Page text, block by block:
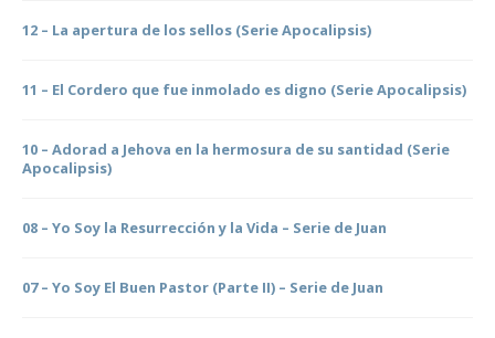
12 – La apertura de los sellos (Serie Apocalipsis)
11 – El Cordero que fue inmolado es digno (Serie Apocalipsis)
10 – Adorad a Jehova en la hermosura de su santidad (Serie
Apocalipsis)
08 – Yo Soy la Resurrección y la Vida – Serie de Juan
07 – Yo Soy El Buen Pastor (Parte II) – Serie de Juan